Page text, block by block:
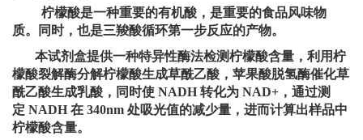
柠檬酸是一种重要的有机酸，是重要的食品风味物
质。同时，也是三羧酸循环第一步反应的产物。
本试剂盒提供一种特异性酶法检测柠檬酸含量，利用柠
檬酸裂解酶分解柠檬酸生成草酰乙酸，苹果酸脱氢酶催化草
酰乙酸生成乳酸，同时使 NADH 转化为 NAD+，通过测
定 NADH 在 340nm 处吸光值的减少量，进而计算出样品中
柠檬酸含量。